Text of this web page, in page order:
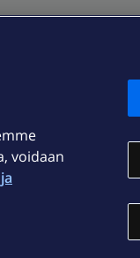
voidaan